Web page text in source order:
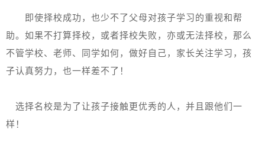
即使择校成功，也少不了父母对孩子学习的重视和帮
助。如果不打算择校，或者择校失败，亦或无法择校，那么
不管学校、老师、同学如何，做好自己，家长关注学习，孩
子认真努力，也一样差不了！
选择名校是为了让孩子接触更优秀的人，并且跟他们一
样！